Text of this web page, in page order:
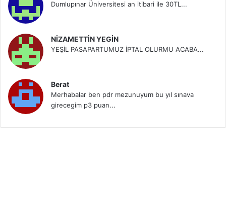
Dumlupınar Üniversitesi an itibari ile 30TL...
NİZAMETTİN YEGİN
YEŞİL PASAPARTUMUZ İPTAL OLURMU ACABA...
Berat
Merhabalar ben pdr mezunuyum bu yıl sınava
girecegim p3 puan...